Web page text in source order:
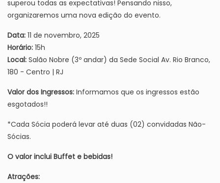
superou todas as expectativas! Pensando nisso,
organizaremos uma nova edição do evento.
Data: 11 de novembro, 2025
Horário: 15h
Local: Salão Nobre (3º andar) da Sede Social Av. Rio Branco,
180 - Centro | RJ
Valor dos Ingressos: Informamos que os ingressos estão
esgotados!!
*Cada Sócia poderá levar até duas (02) convidadas Não-
Sócias.
O valor inclui Buffet e bebidas!
Atrações: